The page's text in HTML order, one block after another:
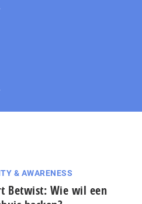
& AWARENESS
Betwist: Wie wil een